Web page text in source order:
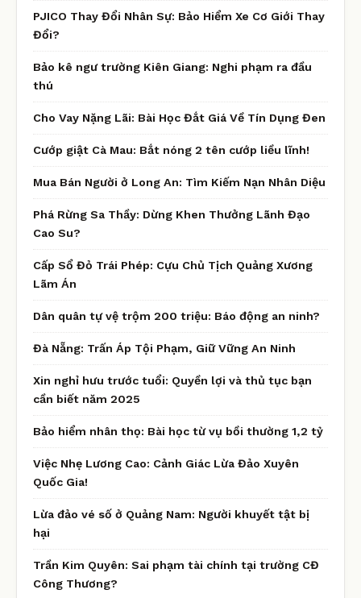
PJICO Thay Đổi Nhân Sự: Bảo Hiểm Xe Cơ Giới Thay
Đổi?
Bảo kê ngư trường Kiên Giang: Nghi phạm ra đầu
thú
Cho Vay Nặng Lãi: Bài Học Đắt Giá Về Tín Dụng Đen
Cướp giật Cà Mau: Bắt nóng 2 tên cướp liều lĩnh!
Mua Bán Người ở Long An: Tìm Kiếm Nạn Nhân Diệu
Phá Rừng Sa Thầy: Dừng Khen Thưởng Lãnh Đạo
Cao Su?
Cấp Sổ Đỏ Trái Phép: Cựu Chủ Tịch Quảng Xương
Lãm Án
Dân quân tự vệ trộm 200 triệu: Báo động an ninh?
Đà Nẵng: Trấn Áp Tội Phạm, Giữ Vững An Ninh
Xin nghỉ hưu trước tuổi: Quyền lợi và thủ tục bạn
cần biết năm 2025
Bảo hiểm nhân thọ: Bài học từ vụ bồi thường 1,2 tỷ
Việc Nhẹ Lương Cao: Cảnh Giác Lừa Đảo Xuyên
Quốc Gia!
Lừa đảo vé số ở Quảng Nam: Người khuyết tật bị
hại
Trần Kim Quyên: Sai phạm tài chính tại trường CĐ
Công Thương?